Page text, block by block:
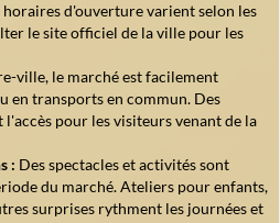
horaires d'ouverture varient selon les
le site officiel de la ville pour les
ville, le marché est facilement
en transports en commun. Des
pour les visiteurs venant de la
: Des spectacles et activités sont
du marché. Ateliers pour enfants,
surprises rythment les journées et